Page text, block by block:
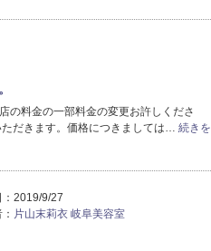
の料金の一部料金の変更お許しくださ
だきます。価格につきましては… 続きを
2019/9/27
片山末莉衣 岐阜美容室